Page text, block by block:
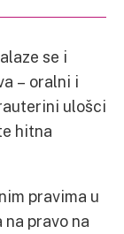
se i
– oralni i
ulošci
hitna
pravima u
pravo na